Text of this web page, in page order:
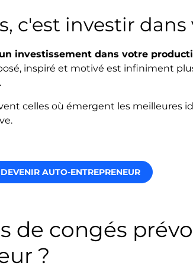
c'est investir
investissement dans votre
inspiré et motivé est infiniment
celles où émergent les meilleures
DEVENIR AUTO-ENTREPRENEUR
de congés
?